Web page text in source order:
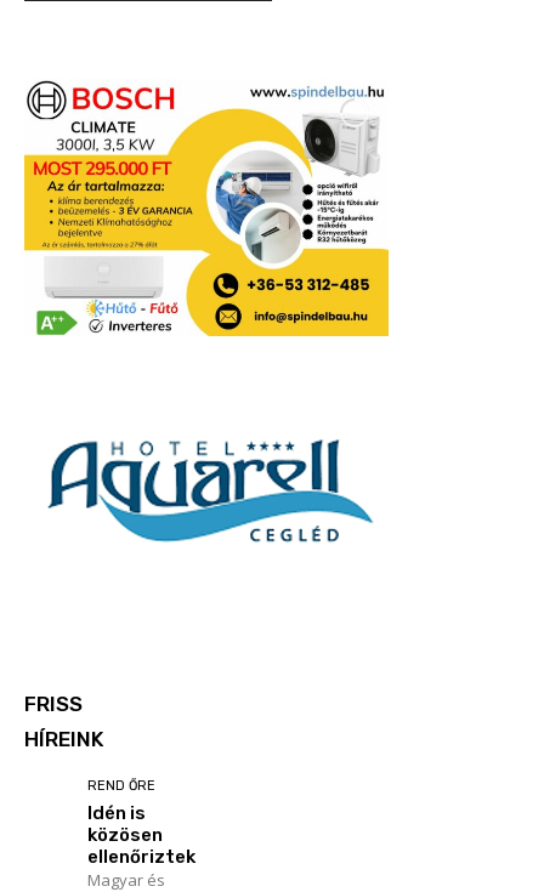
FRISS
HÍREINK
REND ŐRE
Idén is
közösen
ellenőriztek
Magyar és